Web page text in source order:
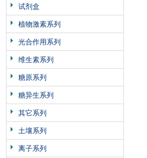
试剂盒
植物激素系列
光合作用系列
维生素系列
糖原系列
糖异生系列
其它系列
土壤系列
离子系列